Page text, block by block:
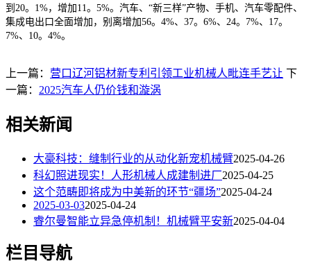
到20。1%，增加11。5%。汽车、“新三样”产物、手机、汽车零配件、
集成电出口全面增加，别离增加56。4%、37。6%、24。7%、17。
7%、10。4%。
上一篇： 营口辽河铝材新专利引领工业机械人毗连手艺让 下
一篇： 2025汽车人仍价钱和漩涡
相关新闻
大豪科技：缝制行业的从动化新宠机械臂2025-04-26
科幻照进现实！人形机械人成建制进厂2025-04-25
这个范畴即将成为中美新的环节“疆场”2025-04-24
2025-03-032025-04-24
睿尔曼智能立异急停机制！机械臂平安新2025-04-04
栏目导航